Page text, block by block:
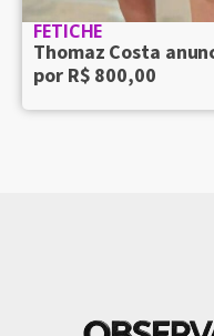
FETICHE
Thomaz Costa
por R$ 800,00